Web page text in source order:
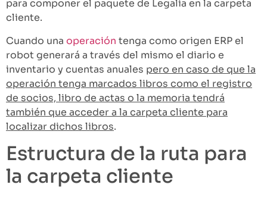
para componer el paquete de Legalia en la carpeta
cliente.
Cuando una operación tenga como origen ERP el
robot generará a través del mismo el diario e
inventario y cuentas anuales pero en caso de que la
operación tenga marcados libros como el registro
de socios, libro de actas o la memoria tendrá
también que acceder a la carpeta cliente para
localizar dichos libros.
Estructura de la ruta para
la carpeta cliente